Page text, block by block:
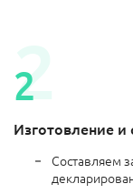
Изготовление и
Составляем